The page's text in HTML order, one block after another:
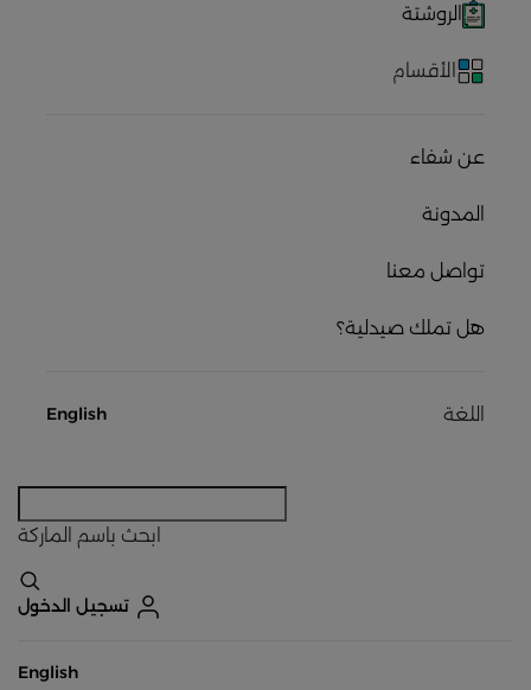
الروشتة
الأقسام
عن شفاء
المدونة
تواصل معنا
هل تملك صيدلية؟
اللغة English
ابحث باسم الماركة
تسجيل الدخول
English